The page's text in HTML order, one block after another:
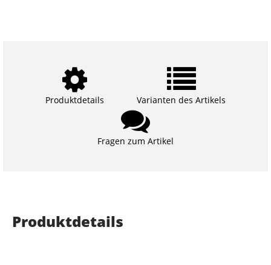
Produktdetails Varianten des Artikels
Fragen zum Artikel
Produktdetails